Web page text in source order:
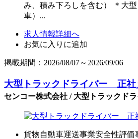
み、積み下ろしを含む） ＊大
車）...
求人情報詳細へ
お気に入りに追加
掲載期間：2026/08/07～2026/09/06
大型トラックドライバー 正社
センコー株式会社 / 大型トラックド
貨物自動車運送事業安全性評価